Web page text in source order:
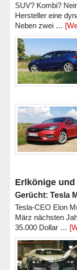
SUV? Kombi?
Hersteller eine
Neben zwei …
Erlkönige
Gerücht: Tesla
Tesla-CEO Elon
März nächsten
35.000 Dollar …